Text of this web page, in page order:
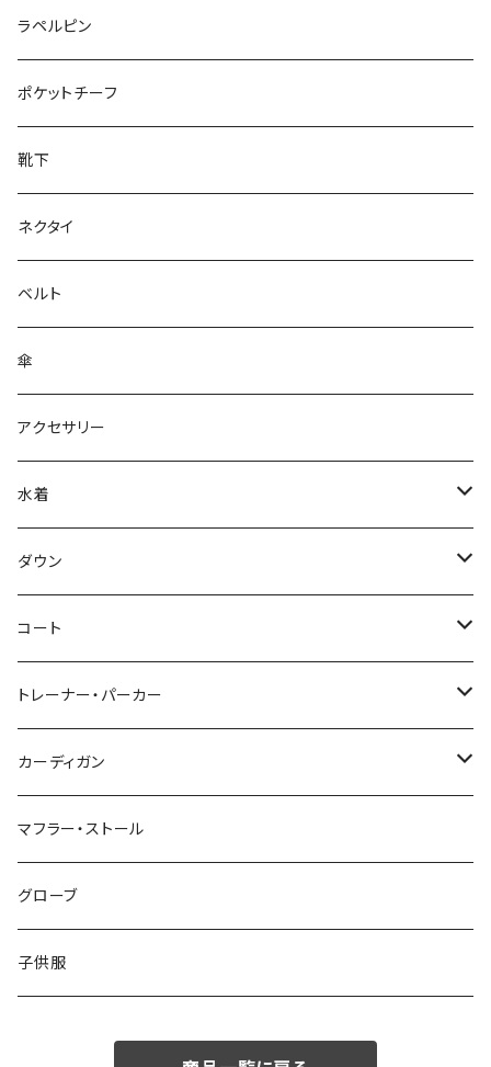
50/XL～
27cm～
28cm～
ラペルピン
ポケットチーフ
靴下
ネクタイ
ベルト
傘
アクセサリー
水着
～44/S
46/M
48/L
50/XL～
ダウン
～44/S
46/M
48/L
50/XL～
コート
～44/S
46/M
48/L
50/XL～
トレーナー・パーカー
～44/S
46/M
48/L
50/XL～
カーディガン
～44/S
46/M
48/L
マフラー・ストール
グローブ
子供服